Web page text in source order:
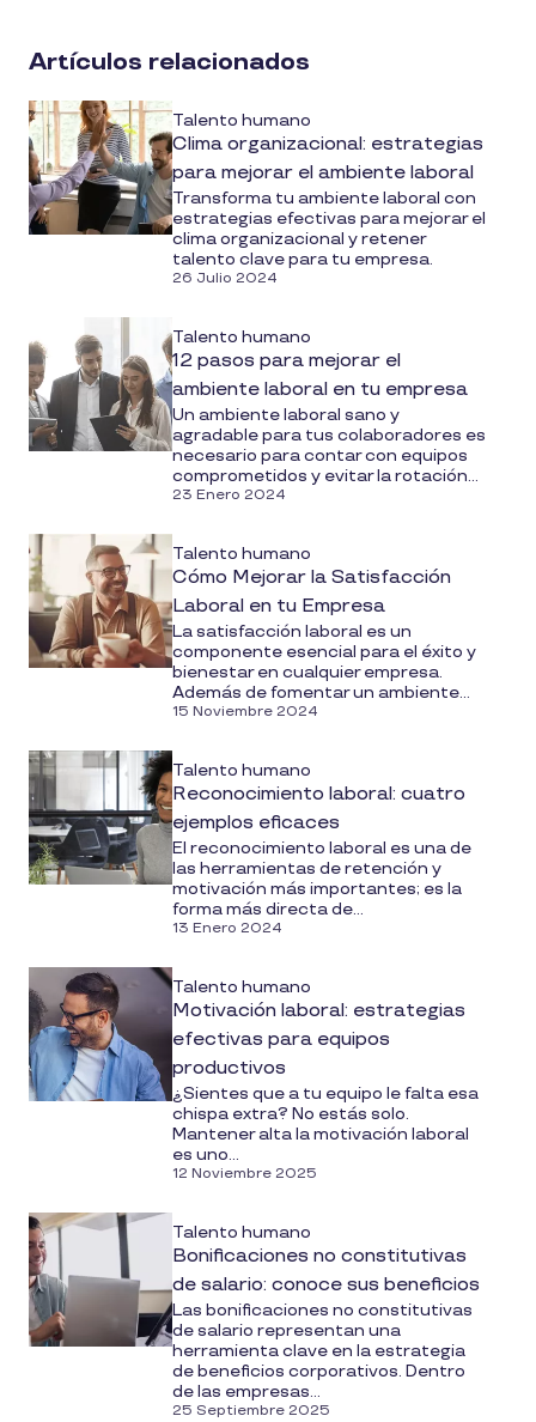
media
Artículos relacionados
Talento humano
Clima organizacional: estrategias
para mejorar el ambiente laboral
Transforma tu ambiente laboral con
estrategias efectivas para mejorar el
clima organizacional y retener
talento clave para tu empresa.
26 Julio 2024
Talento humano
12 pasos para mejorar el
ambiente laboral en tu empresa
Un ambiente laboral sano y
agradable para tus colaboradores es
necesario para contar con equipos
comprometidos y evitar la rotación...
23 Enero 2024
Talento humano
Cómo Mejorar la Satisfacción
Laboral en tu Empresa
La satisfacción laboral es un
componente esencial para el éxito y
bienestar en cualquier empresa.
Además de fomentar un ambiente...
15 Noviembre 2024
Talento humano
Reconocimiento laboral: cuatro
ejemplos eficaces
El reconocimiento laboral es una de
las herramientas de retención y
motivación más importantes; es la
forma más directa de...
13 Enero 2024
Talento humano
Motivación laboral: estrategias
efectivas para equipos
productivos
¿Sientes que a tu equipo le falta esa
chispa extra? No estás solo.
Mantener alta la motivación laboral
es uno...
12 Noviembre 2025
Talento humano
Bonificaciones no constitutivas
de salario: conoce sus beneficios
Las bonificaciones no constitutivas
de salario representan una
herramienta clave en la estrategia
de beneficios corporativos. Dentro
de las empresas...
25 Septiembre 2025